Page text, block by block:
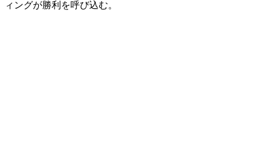
ィングが勝利を呼び込む。